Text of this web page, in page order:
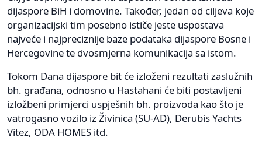
dijaspore BiH i domovine. Također, jedan od ciljeva koje
organizacijski tim posebno ističe jeste uspostava
najveće i najpreciznije baze podataka dijaspore Bosne i
Hercegovine te dvosmjerna komunikacija sa istom.
Tokom Dana dijaspore bit će izloženi rezultati zaslužnih
bh. građana, odnosno u Hastahani će biti postavljeni
izložbeni primjerci uspješnih bh. proizvoda kao što je
vatrogasno vozilo iz Živinica (SU-AD), Derubis Yachts
Vitez, ODA HOMES itd.